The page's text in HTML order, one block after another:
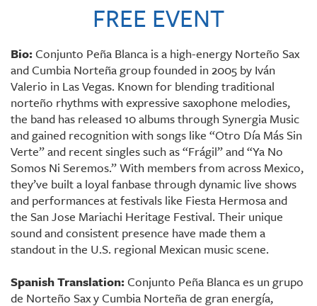
FREE EVENT
Bio:Conjunto Peña Blanca is a high-energy Norteño Sax
and Cumbia Norteña group founded in 2005 by Iván
Valerio in Las Vegas. Known for blending traditional
norteño rhythms with expressive saxophone melodies,
the band has released 10 albums through Synergia Music
and gained recognition with songs like “Otro Día Más Sin
Verte” and recent singles such as “Frágil” and “Ya No
Somos Ni Seremos.” With members from across Mexico,
they’ve built a loyal fanbase through dynamic live shows
and performances at festivals like Fiesta Hermosa and
the San Jose Mariachi Heritage Festival. Their unique
sound and consistent presence have made them a
standout in the U.S. regional Mexican music scene.
Spanish Translation:Conjunto Peña Blanca es un grupo
de Norteño Sax y Cumbia Norteña de gran energía,